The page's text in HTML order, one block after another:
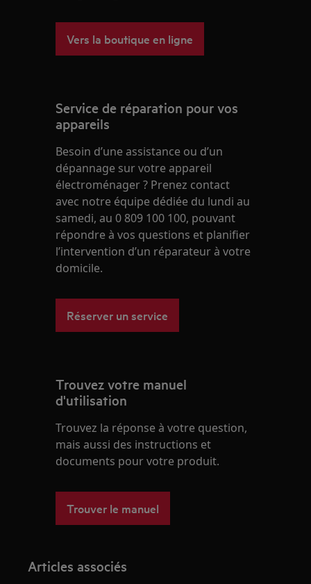
Vers la boutique en ligne
Service de réparation pour vos
appareils
Besoin d’une assistance ou d’un
dépannage sur votre appareil
électroménager ? Prenez contact
avec notre équipe dédiée du lundi au
samedi, au 0 809 100 100, pouvant
répondre à vos questions et planifier
l’intervention d’un réparateur à votre
domicile.
Réserver un service
Trouvez votre manuel
d'utilisation
Trouvez la réponse à votre question,
mais aussi des instructions et
documents pour votre produit.
Trouver le manuel
Articles associés